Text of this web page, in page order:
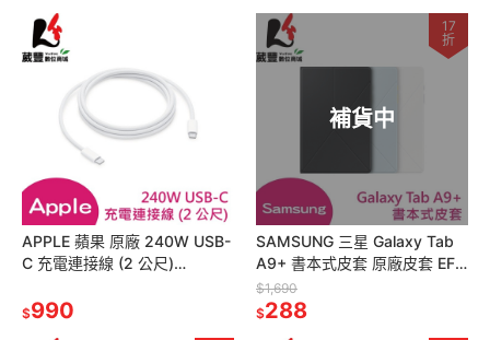
APPLE 蘋果 原廠 240W USB-
C 充電連接線 (2 公尺)
$990
補貨中
17
折
SAMSUNG 三星 Galaxy Tab
A9+ 書本式皮套 原廠皮套 EF-
BX210 原廠公司貨【葳豐數位
商城】
$1,690
$288